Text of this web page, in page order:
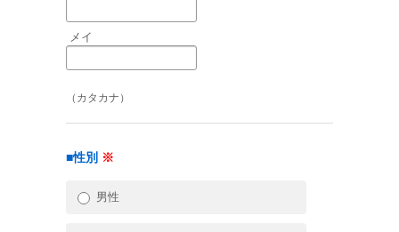
メイ
（カタカナ）
■性別 ※
男性